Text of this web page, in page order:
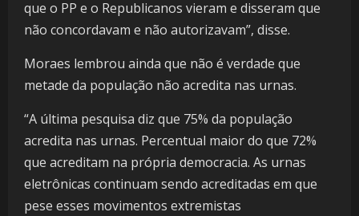
que o PP e o Republicanos vieram e disseram que
não concordavam e não autorizavam”, disse.
Moraes lembrou ainda que não é verdade que
metade da população não acredita nas urnas.
“A última pesquisa diz que 75% da população
acredita nas urnas. Percentual maior do que 72%
que acreditam na própria democracia. As urnas
eletrônicas continuam sendo acreditadas em que
pese esses movimentos extremistas